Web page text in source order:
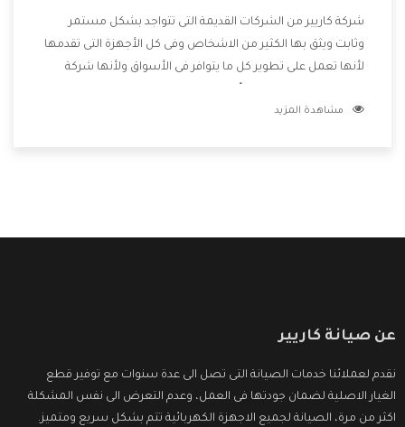
شركة كاريير من الشركات القديمة التى تتواجد بشكل مستمر
وثابت ويثق بها الكثير من الاشخاص وفى كل الأجهزة التى تقدمها
لأنها تعمل على تطوير كل ما يتوافر فى الأسواق ولأنها شركة
وتقدم للعملاء أقوى العروض والخصومات التى تسهل على
مشاهدة المزيد
عن صيانة كاريير
نقدم لعملائنا خدمات الصيانة التى تصل الى عدة سنوات مع توفير قطع
الغيار الاصلية لضمان جودتها فى العمل، وعدم التعرض الى نفس المشكلة
اكثر من مرة، الصيانة لجميع الاجهزة الكهربائية تتم بشكل سريع ومتميز.